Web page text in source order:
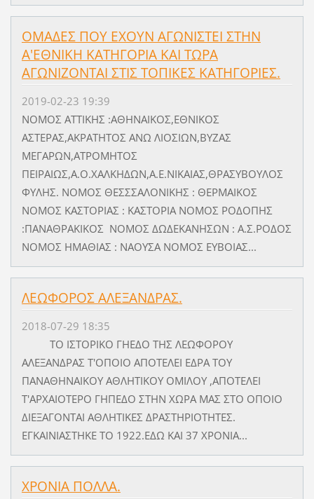
ΟΜΑΔΕΣ ΠΟΥ ΕΧΟΥΝ ΑΓΩΝΙΣΤΕΙ ΣΤΗΝ
Α'ΕΘΝΙΚΗ ΚΑΤΗΓΟΡΙΑ ΚΑΙ ΤΩΡΑ
ΑΓΩΝΙΖΟΝΤΑΙ ΣΤΙΣ ΤΟΠΙΚΕΣ ΚΑΤΗΓΟΡΙΕΣ.
2019-02-23 19:39
ΝΟΜΟΣ ΑΤΤΙΚΗΣ :ΑΘΗΝΑΙΚΟΣ,ΕΘΝΙΚΟΣ
ΑΣΤΕΡΑΣ,ΑΚΡΑΤΗΤΟΣ ΑΝΩ ΛΙΟΣΙΩΝ,ΒΥΖΑΣ
ΜΕΓΑΡΩΝ,ΑΤΡΟΜΗΤΟΣ
ΠΕΙΡΑΙΩΣ,Α.Ο.ΧΑΛΚΗΔΩΝ,Α.Ε.ΝΙΚΑΙΑΣ,ΘΡΑΣΥΒΟΥΛΟΣ
ΦΥΛΗΣ. ΝΟΜΟΣ ΘΕΣΣΣΑΛΟΝΙΚΗΣ : ΘΕΡΜΑΙΚΟΣ
ΝΟΜΟΣ ΚΑΣΤΟΡΙΑΣ : ΚΑΣΤΟΡΙΑ ΝΟΜΟΣ ΡΟΔΟΠΗΣ
:ΠΑΝΑΘΡΑΚΙΚΟΣ ΝΟΜΟΣ ΔΩΔΕΚΑΝΗΣΩΝ : Α.Σ.ΡΟΔΟΣ
ΝΟΜΟΣ ΗΜΑΘΙΑΣ : ΝΑΟΥΣΑ ΝΟΜΟΣ ΕΥΒΟΙΑΣ...
ΛΕΩΦΟΡΟΣ ΑΛΕΞΑΝΔΡΑΣ.
2018-07-29 18:35
ΤΟ ΙΣΤΟΡΙΚΟ ΓΗΕΔΟ ΤΗΣ ΛΕΩΦΟΡΟΥ
ΑΛΕΞΑΝΔΡΑΣ Τ'ΟΠΟΙΟ ΑΠΟΤΕΛΕΙ ΕΔΡΑ ΤΟΥ
ΠΑΝΑΘΗΝΑΙΚΟΥ ΑΘΛΗΤΙΚΟΥ ΟΜΙΛΟΥ ,ΑΠΟΤΕΛΕΙ
Τ'ΑΡΧΑΙΟΤΕΡΟ ΓΗΠΕΔΟ ΣΤΗΝ ΧΩΡΑ ΜΑΣ ΣΤΟ ΟΠΟΙΟ
ΔΙΕΞΑΓΟΝΤΑΙ ΑΘΛΗΤΙΚΕΣ ΔΡΑΣΤΗΡΙΟΤΗΤΕΣ.
ΕΓΚΑΙΝΙΑΣΤΗΚΕ ΤΟ 1922.ΕΔΩ ΚΑΙ 37 ΧΡΟΝΙΑ...
ΧΡΟΝΙΑ ΠΟΛΛΑ.